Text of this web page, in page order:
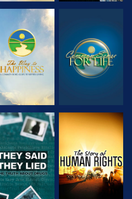
觀看 觀看
觀看 觀看